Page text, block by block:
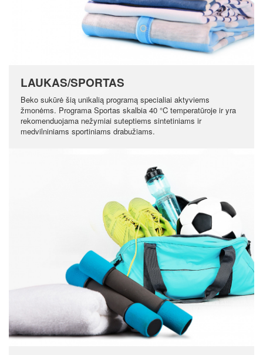
LAUKAS/SPORTAS
Beko sukūrė šią unikalią programą specialiai aktyviems
žmonėms. Programa Sportas skalbia 40 °C temperatūroje ir yra
rekomenduojama nežymiai suteptiems sintetiniams ir
medvilniniams sportiniams drabužiams.